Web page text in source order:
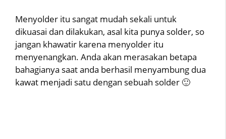
Menyolder itu sangat mudah sekali untuk
dikuasai dan dilakukan, asal kita punya solder, so
jangan khawatir karena menyolder itu
menyenangkan. Anda akan merasakan betapa
bahagianya saat anda berhasil menyambung dua
kawat menjadi satu dengan sebuah solder 🙂